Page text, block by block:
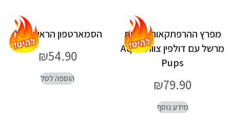
מפרץ ההרפתקאות- דמות
מרשל עם דולפין צוות Aqua
Pups
₪79.90
מידע נוסף
הסמארטפון הראשון שלי
₪54.90
הוספה לסל